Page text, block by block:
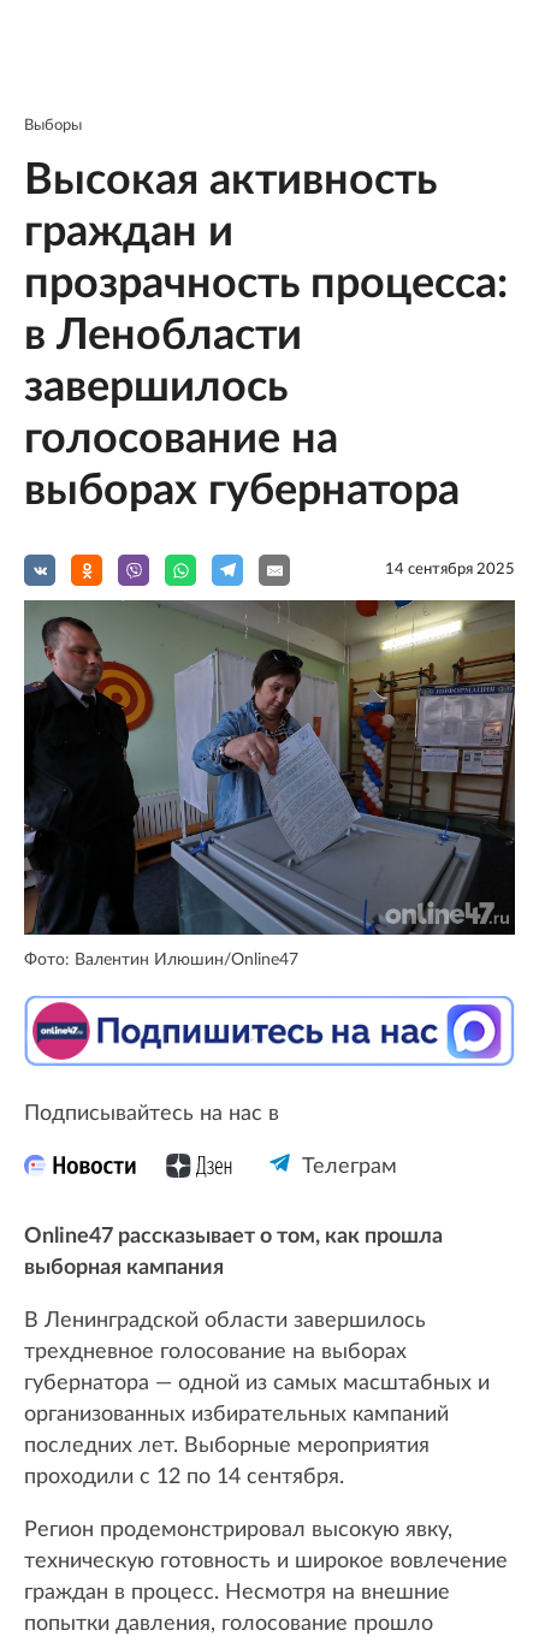
Выборы
Высокая активность
граждан и
прозрачность процесса:
в Ленобласти
завершилось
голосование на
выборах губернатора
14 сентября 2025
Фото: Валентин Илюшин/Online47
Подписывайтесь на нас в
Телеграм
Online47 рассказывает о том, как прошла
выборная кампания
В Ленинградской области завершилось
трехдневное голосование на выборах
губернатора — одной из самых масштабных и
организованных избирательных кампаний
последних лет. Выборные мероприятия
проходили с 12 по 14 сентября.
Регион продемонстрировал высокую явку,
техническую готовность и широкое вовлечение
граждан в процесс. Несмотря на внешние
попытки давления, голосование прошло